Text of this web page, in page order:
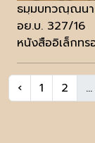
ธมฺมบทวณฺณนา
อย.บ. 327/16
หนังสืออิเล็กท
‹ 1 2 ...